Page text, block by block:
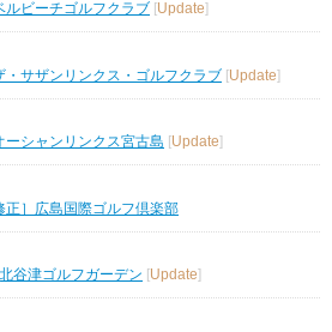
ルビーチゴルフクラブ [Update]
・サザンリンクス・ゴルフクラブ [Update]
ーシャンリンクス宮古島 [Update]
正］広島国際ゴルフ倶楽部
谷津ゴルフガーデン [Update]